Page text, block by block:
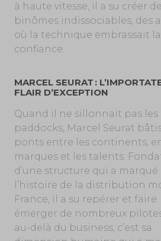
à haute vitesse, il a su créer
binômes indissociables, des
où la technique embrassait la
confiance.
MARCEL SEURAT :
FLAIR D’EXCEPTION
Quand il ne sillonnait pas les
paddocks, Marcel Seurat
ponts entre les continents,
marques et les talents.
d’une structure qui a marqué
l’histoire de la distribution
France, il a su repérer et faire
émerger de nombreux
au-delà du business, c’est sa